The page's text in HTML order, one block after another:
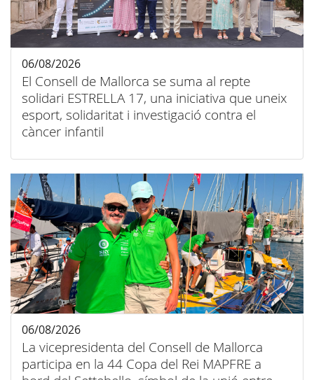
El Consell de Mallorca se suma al repte
solidari ESTRELLA 17, una iniciativa que uneix
esport, solidaritat i investigació contra el
càncer infantil
06/08/2026
La vicepresidenta del Consell de Mallorca
participa en la 44 Copa del Rei MAPFRE a
06/08/2026